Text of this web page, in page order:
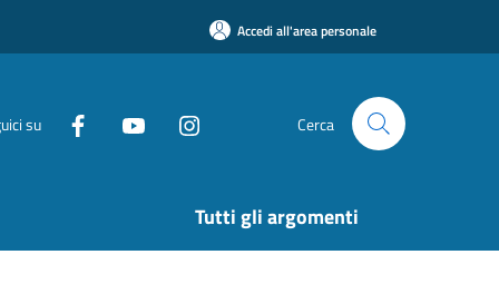
Accedi all'area personale
su Cerca
Tutti gli argomenti